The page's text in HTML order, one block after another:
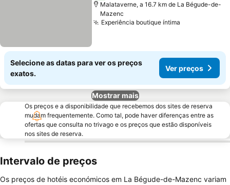
Malataverne, a 16.7 km de La Bégude-de-
Mazenc
Experiência boutique íntima
Selecione as datas para ver os preços
exatos.
Ver preços
Mostrar mais
Os preços e a disponibilidade que recebemos dos sites de reserva
mudam frequentemente. Como tal, pode haver diferenças entre as
ofertas que consulta no trivago e os preços que estão disponíveis
nos sites de reserva.
Intervalo de preços
Os preços de hotéis económicos em La Bégude-de-Mazenc variam